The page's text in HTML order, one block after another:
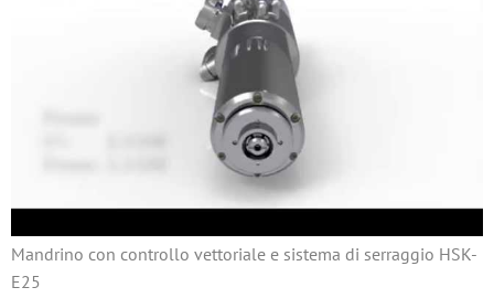
Mandrino con controllo vettoriale e sistema di serraggio HSK-
E25